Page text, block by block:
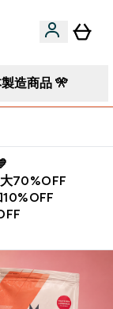
製造商品 🎌
70%OFF
ンド